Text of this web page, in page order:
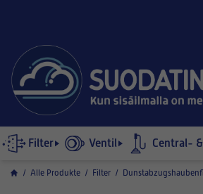
Filter Ventil Central-
/ Alle Produkte / Filter /